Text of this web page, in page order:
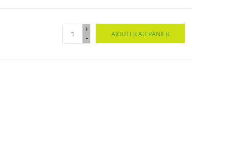
+
-
AJOUTER AU PANIER